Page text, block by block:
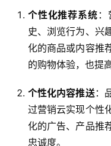
个性化推荐系统
史、浏览行为、兴
化的商品或内容推
的购物体验，也提
个性化内容推送：
过营销云实现个性
化的广告、产品推
忠诚度。